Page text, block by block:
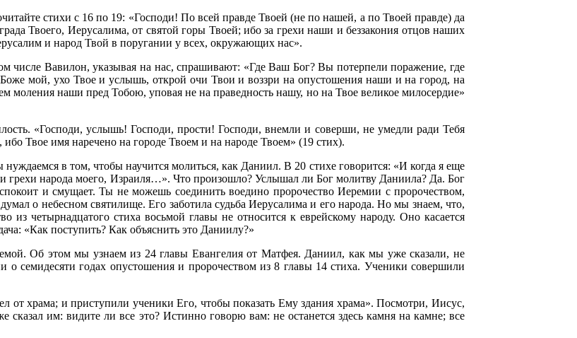
стихи с 16 по 19: «Господи! По всей правде Твоей (не по нашей, а по Твоей правде) да
Твоего, Иерусалима, от святой горы Твоей; ибо за грехи наши и беззакония отцов наших
и народ Твой в поругании у всех, окружающих нас».
числе Вавилон, указывая на нас, спрашивают: «Где Ваш Бог? Вы потерпели поражение, где
мой, ухо Твое и услышь, открой очи Твои и воззри на опустошения наши и на город, на
моления наши пред Тобою, уповая не на праведность нашу, но на Твое великое милосердие»
«Господи, услышь! Господи, прости! Господи, внемли и соверши, не умедли ради Тебя
Твое имя наречено на городе Твоем и на народе Твоем» (19 стих).
в том, чтобы научится молиться, как Даниил. В 20 стихе говорится: «И когда я еще
грехи народа моего, Израиля…». Что произошло? Услышал ли Бог молитву Даниила? Да. Бог
и смущает. Ты не можешь соединить воедино пророчество Иеремии с пророчеством,
о небесном святилище. Его заботила судьба Иерусалима и его народа. Но мы знаем, что,
из четырнадцатого стиха восьмой главы не относится к еврейскому народу. Оно касается
«Как поступить? Как объяснить это Даниилу?»
Об этом мы узнаем из 24 главы Евангелия от Матфея. Даниил, как мы уже сказали, не
о семидесяти годах опустошения и пророчеством из 8 главы 14 стиха. Ученики совершили
храма; и приступили ученики Его, чтобы показать Ему здания храма». Посмотри, Иисус,
им: видите ли все это? Истинно говорю вам: не останется здесь камня на камне; все